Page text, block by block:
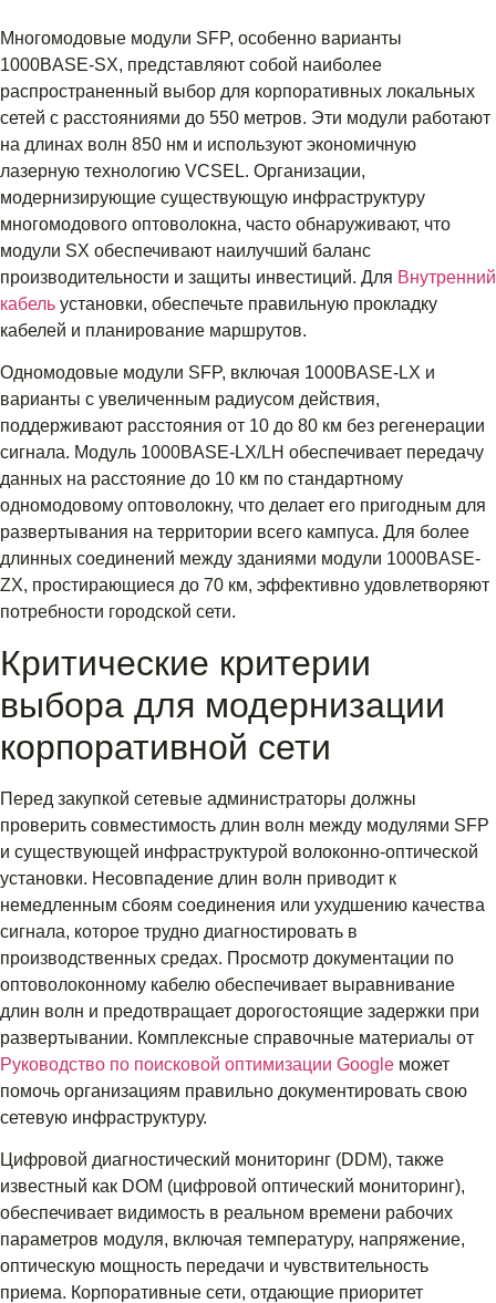
Многомодовые модули SFP, особенно варианты
1000BASE-SX, представляют собой наиболее
распространенный выбор для корпоративных локальных
сетей с расстояниями до 550 метров. Эти модули работают
на длинах волн 850 нм и используют экономичную
лазерную технологию VCSEL. Организации,
модернизирующие существующую инфраструктуру
многомодового оптоволокна, часто обнаруживают, что
модули SX обеспечивают наилучший баланс
производительности и защиты инвестиций. Для Внутренний
кабель установки, обеспечьте правильную прокладку
кабелей и планирование маршрутов.
Одномодовые модули SFP, включая 1000BASE-LX и
варианты с увеличенным радиусом действия,
поддерживают расстояния от 10 до 80 км без регенерации
сигнала. Модуль 1000BASE-LX/LH обеспечивает передачу
данных на расстояние до 10 км по стандартному
одномодовому оптоволокну, что делает его пригодным для
развертывания на территории всего кампуса. Для более
длинных соединений между зданиями модули 1000BASE-
ZX, простирающиеся до 70 км, эффективно удовлетворяют
потребности городской сети.
Критические критерии
выбора для модернизации
корпоративной сети
Перед закупкой сетевые администраторы должны
проверить совместимость длин волн между модулями SFP
и существующей инфраструктурой волоконно-оптической
установки. Несовпадение длин волн приводит к
немедленным сбоям соединения или ухудшению качества
сигнала, которое трудно диагностировать в
производственных средах. Просмотр документации по
оптоволоконному кабелю обеспечивает выравнивание
длин волн и предотвращает дорогостоящие задержки при
развертывании. Комплексные справочные материалы от
Руководство по поисковой оптимизации Google может
помочь организациям правильно документировать свою
сетевую инфраструктуру.
Цифровой диагностический мониторинг (DDM), также
известный как DOM (цифровой оптический мониторинг),
обеспечивает видимость в реальном времени рабочих
параметров модуля, включая температуру, напряжение,
оптическую мощность передачи и чувствительность
приема. Корпоративные сети, отдающие приоритет